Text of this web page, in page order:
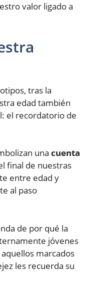
valor ligado a
tras la
edad también
el recordatorio de
una cuenta
final de nuestras
entre edad y
al paso
de por qué la
jóvenes
marcados
les recuerda su